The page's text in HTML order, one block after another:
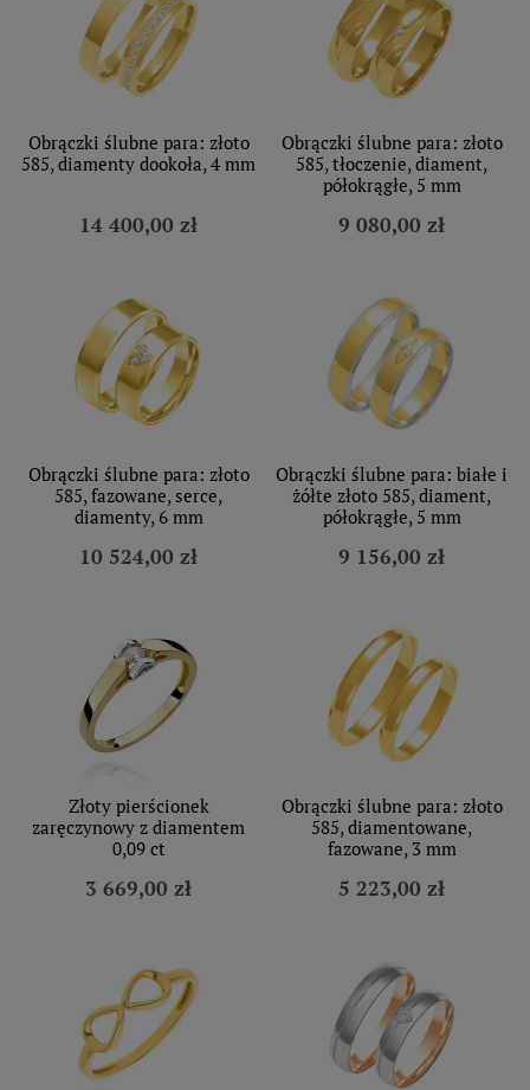
Obrączki ślubne para: złoto
585, diamenty dookoła, 4 mm
14 400,00 zł
Obrączki ślubne para: złoto
585, tłoczenie, diament,
półokrągłe, 5 mm
9 080,00 zł
Obrączki ślubne para: złoto
585, fazowane, serce,
diamenty, 6 mm
10 524,00 zł
Obrączki ślubne para: białe i
żółte złoto 585, diament,
półokrągłe, 5 mm
9 156,00 zł
Złoty pierścionek
zaręczynowy z diamentem
0,09 ct
3 669,00 zł
Obrączki ślubne para: złoto
585, diamentowane,
fazowane, 3 mm
5 223,00 zł